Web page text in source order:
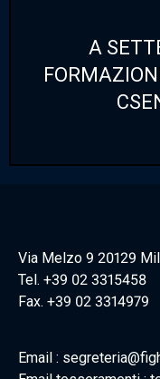
A
Via Melzo 9 20129
Tel. +39 02 3315458
Fax. +39 02 3314979
Email :